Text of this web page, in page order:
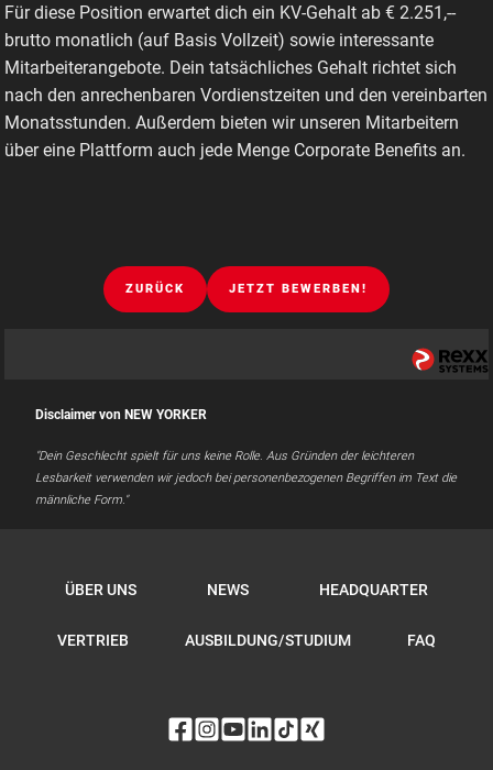
Für diese Position erwartet dich ein KV-Gehalt ab € 2.251,--
brutto monatlich (auf Basis Vollzeit) sowie interessante
Mitarbeiterangebote. Dein tatsächliches Gehalt richtet sich
nach den anrechenbaren Vordienstzeiten und den vereinbarten
Monatsstunden. Außerdem bieten wir unseren Mitarbeitern
über eine Plattform auch jede Menge Corporate Benefits an.
ZURÜCK JETZT BEWERBEN!
Disclaimer von NEW YORKER
"Dein Geschlecht spielt für uns keine Rolle. Aus Gründen der leichteren
Lesbarkeit verwenden wir jedoch bei personenbezogenen Begriffen im Text die
männliche Form."
ÜBER UNS NEWS HEADQUARTER
VERTRIEB AUSBILDUNG/STUDIUM FAQ